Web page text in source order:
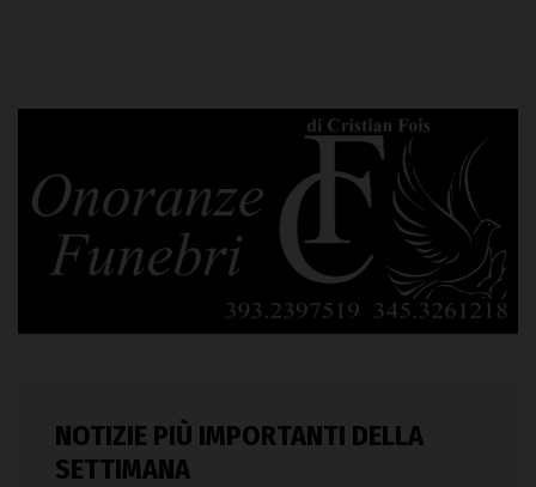
NOTIZIE PIÙ IMPORTANTI DELLA
SETTIMANA